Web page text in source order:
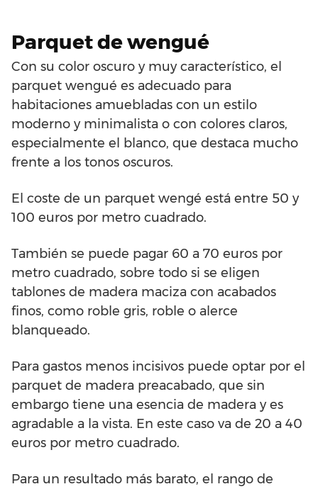
Parquet de wengué
Con su color oscuro y muy característico, el
parquet wengué es adecuado para
habitaciones amuebladas con un estilo
moderno y minimalista o con colores claros,
especialmente el blanco, que destaca mucho
frente a los tonos oscuros.
El coste de un parquet wengé está entre 50 y
100 euros por metro cuadrado.
También se puede pagar 60 a 70 euros por
metro cuadrado, sobre todo si se eligen
tablones de madera maciza con acabados
finos, como roble gris, roble o alerce
blanqueado.
Para gastos menos incisivos puede optar por el
parquet de madera preacabado, que sin
embargo tiene una esencia de madera y es
agradable a la vista. En este caso va de 20 a 40
euros por metro cuadrado.
Para un resultado más barato, el rango de